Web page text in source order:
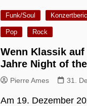
Funk/Soul
Pop Rock
Wenn Klassik
Jahre Night of
Pierre Ames 31.
Am 19. Dezember